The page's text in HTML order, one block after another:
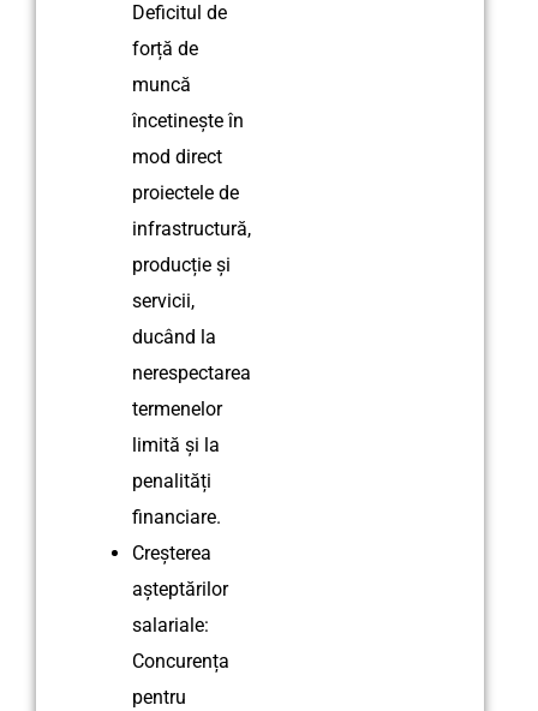
Deficitul de
forță de
muncă
încetinește în
mod direct
proiectele de
infrastructură,
producție și
servicii,
ducând la
nerespectarea
termenelor
limită și la
penalități
financiare.
Creșterea
așteptărilor
salariale:
Concurența
pentru